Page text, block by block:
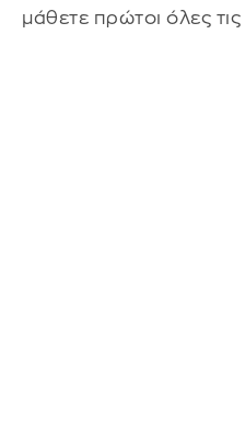
μάθετε πρώτοι όλες τις